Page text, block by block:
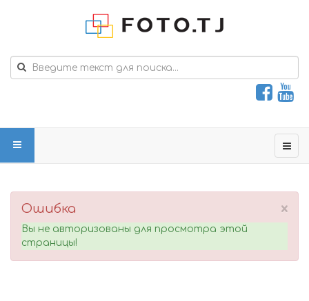
×
Ошибка
Вы не авторизованы для просмотра этой
страницы!